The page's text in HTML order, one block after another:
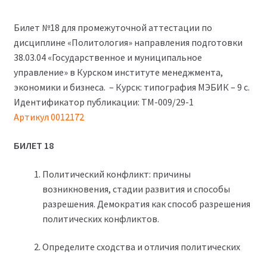
составляла
900₽.
380₽.
Билет №18 для промежуточной аттестации по
дисциплине «Политология» направления подготовки
38.03.04 «Государственное и муниципальное
управление» в Курском институте менеджмента,
экономики и бизнеса. – Курск: типография МЭБИК – 9 с.
Идентификатор публикации: ТМ-009/29-1
Артикул 0012172
БИЛЕТ 18
Политический конфликт: причины
возникновения, стадии развития и способы
разрешения. Демократия как способ разрешения
политических конфликтов.
Определите сходства и отличия политических